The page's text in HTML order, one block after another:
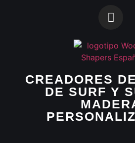
CREADORES
DE SURF Y